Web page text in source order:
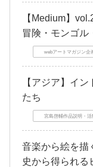
【Medium】
冒険・モンゴル
webアートマガジン企
【アジア】イ
たち
宮島啓輔作品説明・活
音楽から絵を描
史から得られる